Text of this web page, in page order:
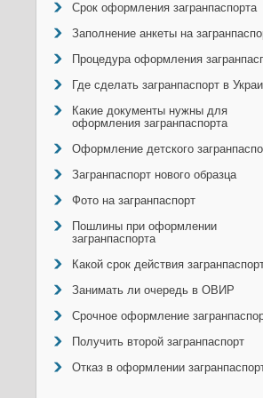
Срок оформления загранпаспорта
Заполнение анкеты на
Процедура оформления
Где сделать загранпаспорт в
Какие документы нужны для
оформления загранпаспорта
Оформление детского
Загранпаспорт нового образца
Фото на загранпаспорт
Пошлины при оформлении
загранпаспорта
Какой срок действия
Занимать ли очередь в ОВИР
Срочное оформление
Получить второй загранпаспорт
Отказ в оформлении